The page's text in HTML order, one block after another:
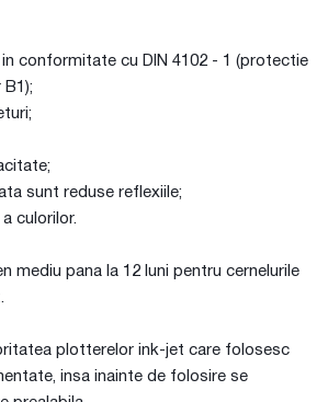
conformitate cu DIN 4102 - 1 (protectie
sunt reduse reflexiile;
culorilor.
mediu pana la 12 luni pentru cernelurile
plotterelor ink-jet care folosesc
insa inainte de folosire se